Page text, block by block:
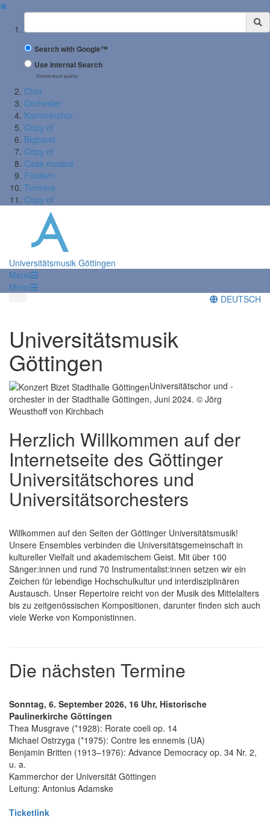
✖
Suchbegriff
Search with Google™
Use Internal Search
(limited result quality)
Chor
Orchester
Kammerchor
Copy of
Bigband
Copy of
Casa musica
Fördern
Termine
Copy of
Universitätsmusik Göttingen
Menü
Menü
DEUTSCH
Universitätsmusik
Göttingen
Universitätschor und -
orchester in der Stadthalle Göttingen, Juni 2024. © Jörg
Weusthoff von Kirchbach
Herzlich Willkommen auf der
Internetseite des Göttinger
Universitätschores und
Universitätsorchesters
Willkommen auf den Seiten der Göttinger Universitätsmusik!
Unsere Ensembles verbinden die Universitätsgemeinschaft in
kultureller Vielfalt und akademischem Geist. Mit über 100
Sänger:innen und rund 70 Instrumentalist:innen setzen wir ein
Zeichen für lebendige Hochschulkultur und interdisziplinären
Austausch. Unser Repertoire reicht von der Musik des Mittelalters
bis zu zeitgenössischen Kompositionen, darunter finden sich auch
viele Werke von Komponistinnen.
Die nächsten Termine
Sonntag, 6. September 2026, 16 Uhr, Historische
Paulinerkirche Göttingen
Thea Musgrave (*1928): Rorate coeli op. 14
Michael Ostrzyga (*1975): Contre les ennemis (UA)
Benjamin Britten (1913–1976): Advance Democracy op. 34 Nr. 2,
u. a.
Kammerchor der Universität Göttingen
Leitung: Antonius Adamske
Ticketlink